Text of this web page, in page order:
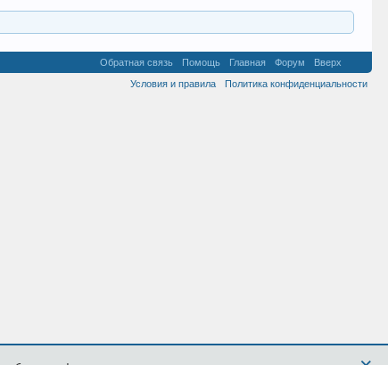
Обратная связь Помощь Главная Форум
Вверх
Условия и правила
Политика конфиденциальности